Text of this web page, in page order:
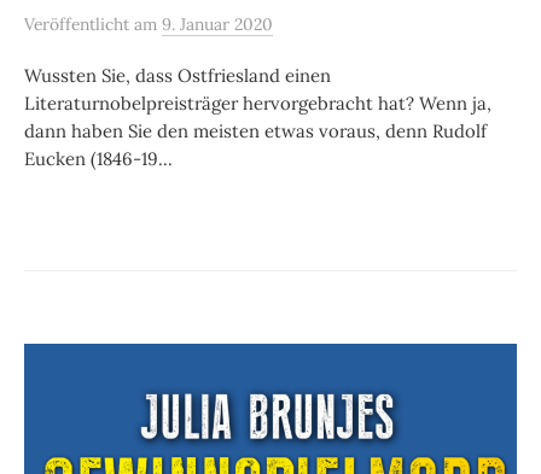
Veröffentlicht am 9. Januar 2020
Wussten Sie, dass Ostfriesland einen
Literaturnobelpreisträger hervorgebracht hat? Wenn ja,
dann haben Sie den meisten etwas voraus, denn Rudolf
Eucken (1846-19...